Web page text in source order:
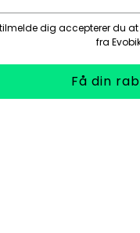
dig accepterer du
fra
Få din